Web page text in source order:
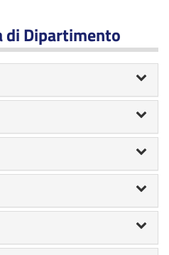
di Dipartimento